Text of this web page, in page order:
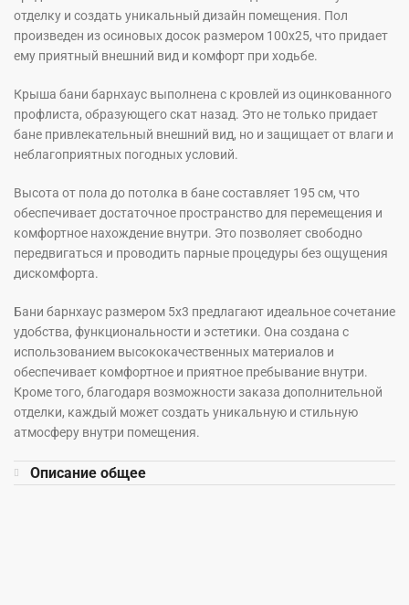
отделку и создать уникальный дизайн помещения. Пол
произведен из осиновых досок размером 100х25, что придает
ему приятный внешний вид и комфорт при ходьбе.
Крыша бани барнхаус выполнена с кровлей из оцинкованного
профлиста, образующего скат назад. Это не только придает
бане привлекательный внешний вид, но и защищает от влаги и
неблагоприятных погодных условий.
Высота от пола до потолка в бане составляет 195 см, что
обеспечивает достаточное пространство для перемещения и
комфортное нахождение внутри. Это позволяет свободно
передвигаться и проводить парные процедуры без ощущения
дискомфорта.
Бани барнхаус размером 5х3 предлагают идеальное сочетание
удобства, функциональности и эстетики. Она создана с
использованием высококачественных материалов и
обеспечивает комфортное и приятное пребывание внутри.
Кроме того, благодаря возможности заказа дополнительной
отделки, каждый может создать уникальную и стильную
атмосферу внутри помещения.
Описание общее